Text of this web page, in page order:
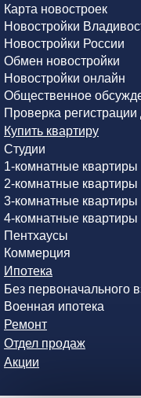
Карта новостроек
Новостройки
Новостройки России
Обмен новостройки
Новостройки онлайн
Общественное
Проверка
Купить квартиру
Студии
1-комнатные квартиры
2-комнатные квартиры
3-комнатные квартиры
4-комнатные квартиры
Пентхаусы
Коммерция
Ипотека
Без первоначального
Военная ипотека
Ремонт
Отдел продаж
Акции